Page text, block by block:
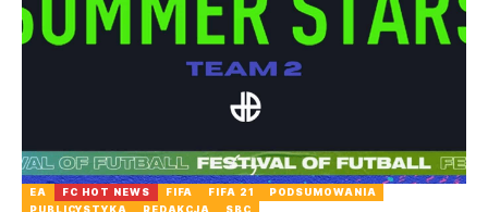
EA FC HOT NEWS FIFA FIFA 21
PODSUMOWANIA
PUBLICYSTYKA
REDAKCJA SBC